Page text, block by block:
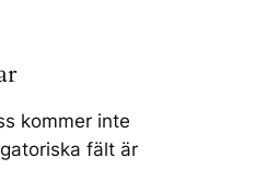
kommer inte
fält är